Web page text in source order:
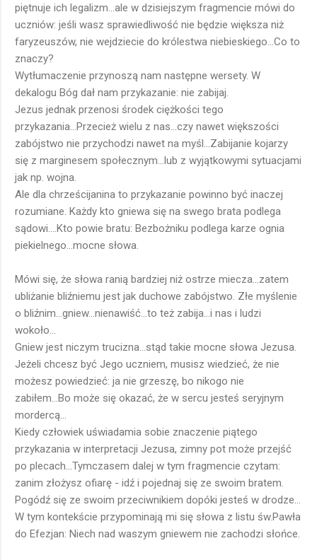
piętnuje ich legalizm...ale w dzisiejszym fragmencie mówi do
uczniów: jeśli wasz sprawiedliwość nie będzie większa niż
faryzeuszów, nie wejdziecie do królestwa niebieskiego...Co to
znaczy?
Wytłumaczenie przynoszą nam następne wersety. W
dekalogu Bóg dał nam przykazanie: nie zabijaj.
Jezus jednak przenosi środek ciężkości tego
przykazania...Przecież wielu z nas...czy nawet większości
zabójstwo nie przychodzi nawet na myśl...Zabijanie kojarzy
się z marginesem społecznym...lub z wyjątkowymi sytuacjami
jak np. wojna.
Ale dla chrześcijanina to przykazanie powinno być inaczej
rozumiane. Każdy kto gniewa się na swego brata podlega
sądowi....Kto powie bratu: Bezbożniku podlega karze ognia
piekielnego...mocne słowa.
Mówi się, że słowa ranią bardziej niż ostrze miecza...zatem
ubliżanie bliźniemu jest jak duchowe zabójstwo. Złe myślenie
o bliźnim...gniew...nienawiść...to też zabija...i nas i ludzi
wokoło...
Gniew jest niczym trucizna...stąd takie mocne słowa Jezusa.
Jeżeli chcesz być Jego uczniem, musisz wiedzieć, że nie
możesz powiedzieć: ja nie grzeszę, bo nikogo nie
zabiłem...Bo może się okazać, że w sercu jesteś seryjnym
mordercą...
Kiedy człowiek uświadamia sobie znaczenie piątego
przykazania w interpretacji Jezusa, zimny pot może przejść
po plecach...Tymczasem dalej w tym fragmencie czytam:
zanim złożysz ofiarę - idź i pojednaj się ze swoim bratem.
Pogódź się ze swoim przeciwnikiem dopóki jesteś w drodze...
W tym kontekście przypominają mi się słowa z listu św.Pawła
do Efezjan: Niech nad waszym gniewem nie zachodzi słońce.